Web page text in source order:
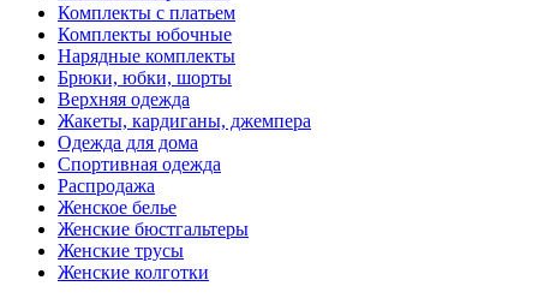
Комплекты с платьем
Комплекты юбочные
Нарядные комплекты
Брюки, юбки, шорты
Верхняя одежда
Жакеты, кардиганы, джемпера
Одежда для дома
Спортивная одежда
Распродажа
Женское белье
Женские бюстгальтеры
Женские трусы
Женские колготки